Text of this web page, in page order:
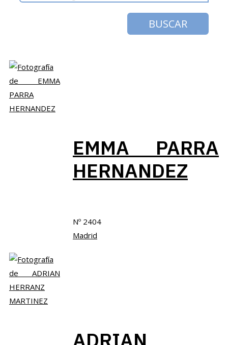
BUSCAR
EMMA PARRA
HERNANDEZ
Nº 2404
Madrid
ADRIAN